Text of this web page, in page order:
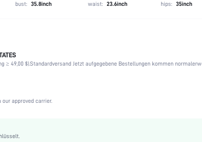
bust: 35.8inch waist: 23.6inch hips: 35inch
sollte die Formwäsche eng anliegen. Wenn du eine bequemere Passform
Größe zu wählen.
Shorts
≥ 49,00 $).Standardversand Jetzt aufgegebene Bestellungen kommen
approved carrier.